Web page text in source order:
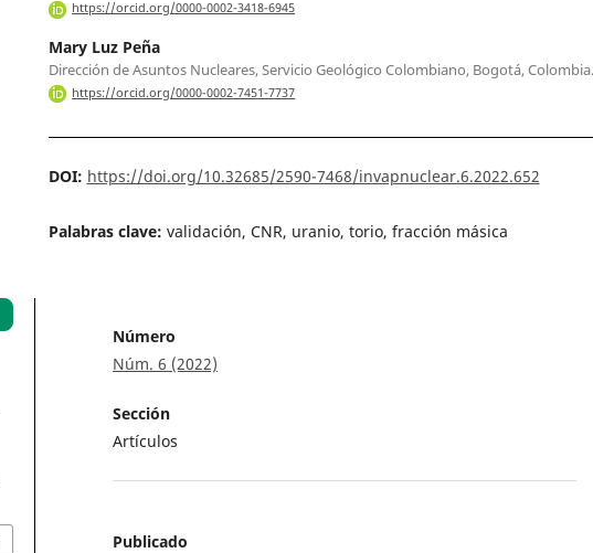
https://orcid.org/0000-0002-3418-6945
Mary Luz Peña
Dirección de Asuntos Nucleares, Servicio Geológico Colombiano, Bogotá, Colombia.
https://orcid.org/0000-0002-7451-7737
DOI: https://doi.org/10.32685/2590-7468/invapnuclear.6.2022.652
Palabras clave: validación, CNR, uranio, torio, fracción másica
Número
Núm. 6 (2022)
Sección
Artículos
Publicado